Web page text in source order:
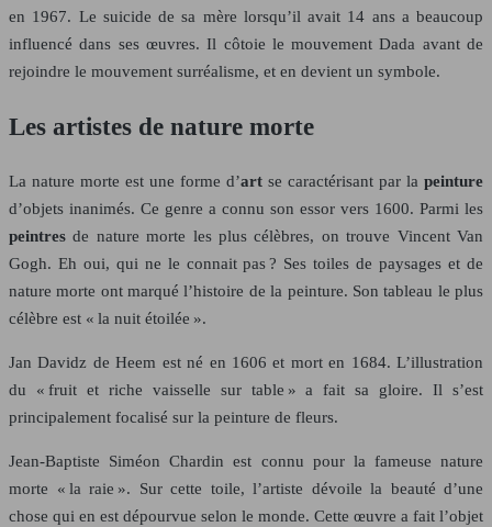
en 1967. Le suicide de sa mère lorsqu’il avait 14 ans a beaucoup
influencé dans ses œuvres. Il côtoie le mouvement Dada avant de
rejoindre le mouvement surréalisme, et en devient un symbole.
Les artistes de nature morte
La nature morte est une forme d’art se caractérisant par la peinture
d’objets inanimés. Ce genre a connu son essor vers 1600. Parmi les
peintres de nature morte les plus célèbres, on trouve Vincent Van
Gogh. Eh oui, qui ne le connait pas ? Ses toiles de paysages et de
nature morte ont marqué l’histoire de la peinture. Son tableau le plus
célèbre est « la nuit étoilée ».
Jan Davidz de Heem est né en 1606 et mort en 1684. L’illustration
du « fruit et riche vaisselle sur table » a fait sa gloire. Il s’est
principalement focalisé sur la peinture de fleurs.
Jean-Baptiste Siméon Chardin est connu pour la fameuse nature
morte « la raie ». Sur cette toile, l’artiste dévoile la beauté d’une
chose qui en est dépourvue selon le monde. Cette œuvre a fait l’objet